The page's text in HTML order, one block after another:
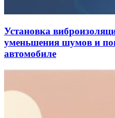
Установка
уменьшения шумов и
автомобиле